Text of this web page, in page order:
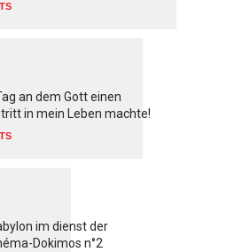
an dem Gott einen
in mein Leben machte!
im dienst der
Dokimos n°2